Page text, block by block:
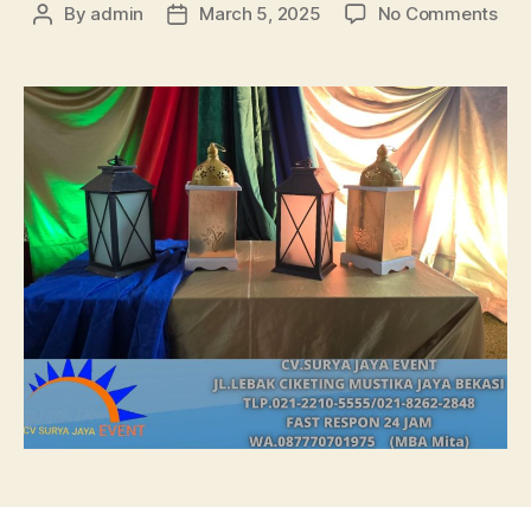
Post
By admin
PostMarch 5, 2025 No Commentson